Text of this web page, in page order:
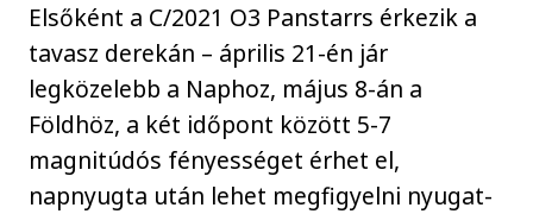
Elsőként a C/2021 O3 Panstarrs érkezik a
tavasz derekán – április 21-én jár
legközelebb a Naphoz, május 8-án a
Földhöz, a két időpont között 5-7
magnitúdós fényességet érhet el,
napnyugta után lehet megfigyelni nyugat-